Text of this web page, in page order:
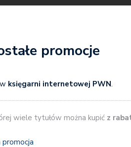
promocje
księgarni internetowej PWN.
wiele tytułów można kupić z